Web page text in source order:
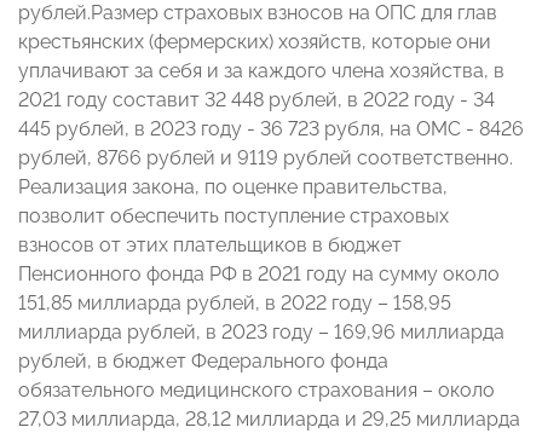
рублей.Размер страховых взносов на ОПС для глав
крестьянских (фермерских) хозяйств, которые они
уплачивают за себя и за каждого члена хозяйства, в
2021 году составит 32 448 рублей, в 2022 году - 34
445 рублей, в 2023 году - 36 723 рубля, на ОМС - 8426
рублей, 8766 рублей и 9119 рублей соответственно.
Реализация закона, по оценке правительства,
позволит обеспечить поступление страховых
взносов от этих плательщиков в бюджет
Пенсионного фонда РФ в 2021 году на сумму около
151,85 миллиарда рублей, в 2022 году – 158,95
миллиарда рублей, в 2023 году – 169,96 миллиарда
рублей, в бюджет Федерального фонда
обязательного медицинского страхования – около
27,03 миллиарда, 28,12 миллиарда и 29,25 миллиарда